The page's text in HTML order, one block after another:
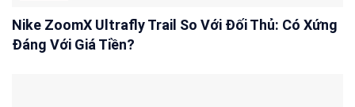
Nike ZoomX Ultrafly Trail So Với Đối Thủ: Có Xứng
Đáng Với Giá Tiền?